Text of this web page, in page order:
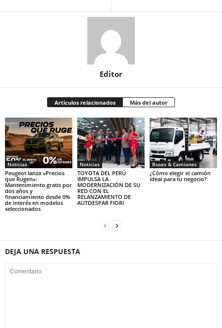
Editor
Artículos relacionados Más del autor
Noticias
Peugeot lanza «Precios
que Rugen»:
Mantenimiento gratis por
dos años y
financiamiento desde 0%
de interés en modelos
seleccionados
Noticias
TOYOTA DEL PERÚ
IMPULSA LA
MODERNIZACIÓN DE SU
RED CON EL
RELANZAMIENTO DE
AUTOESPAR FIORI
Buses & Camiones
¿Cómo elegir el camión
ideal para tu negocio?
DEJA UNA RESPUESTA